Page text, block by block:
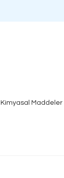
Kimyasal Maddeler